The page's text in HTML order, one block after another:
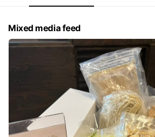
Mixed media feed